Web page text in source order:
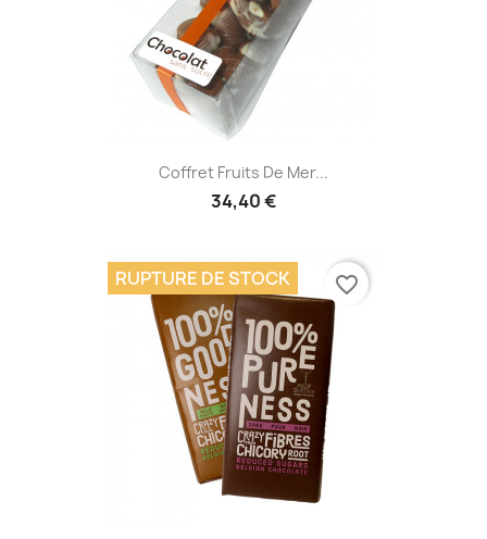
Coffret Fruits De Mer...
34,40 €
RUPTURE DE STOCK favorite_border